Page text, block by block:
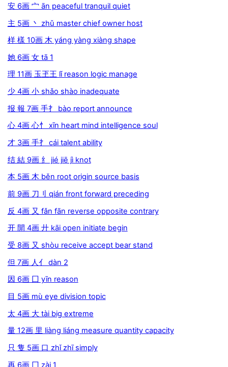
安 6画 宀 ān peaceful tranquil quiet
主 5画 丶 zhǔ master chief owner host
样 樣 10画 木 yáng yàng xiàng shape
她 6画 女 tā 1
理 11画 玉玊王 lǐ reason logic manage
少 4画 小 shǎo shào inadequate
报 報 7画 手扌 bào report announce
心 4画 心忄 xīn heart mind intelligence soul
才 3画 手扌 cái talent ability
结 結 9画 纟 jié jiē jì knot
本 5画 木 běn root origin source basis
前 9画 刀刂 qián front forward preceding
反 4画 又 fǎn fān reverse opposite contrary
开 開 4画 廾 kāi open initiate begin
受 8画 又 shòu receive accept bear stand
但 7画 人亻 dàn 2
因 6画 囗 yīn reason
目 5画 mù eye division topic
太 4画 大 tài big extreme
量 12画 里 liàng liáng measure quantity capacity
只 隻 5画 口 zhǐ zhī simply
再 6画 冂 zài 1